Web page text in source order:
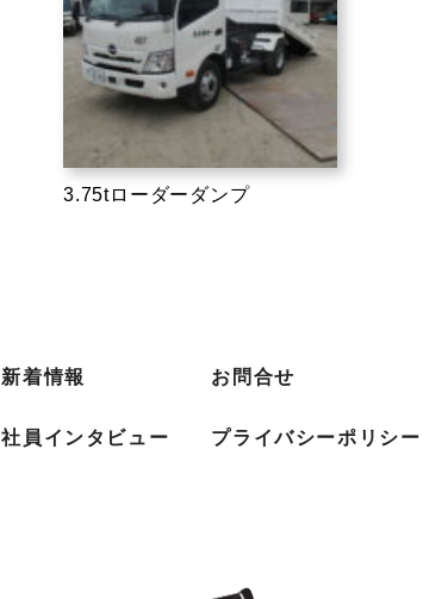
3.75tローダーダンプ
新着情報 お問合せ
社員インタビュー プライバシーポリシー